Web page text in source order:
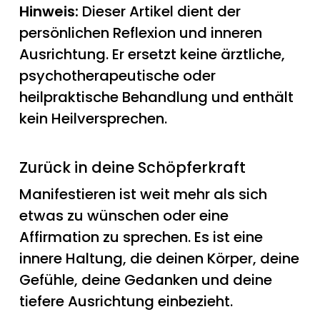
Hinweis: Dieser Artikel dient der
persönlichen Reflexion und inneren
Ausrichtung. Er ersetzt keine ärztliche,
psychotherapeutische oder
heilpraktische Behandlung und enthält
kein Heilversprechen.
Zurück in deine Schöpferkraft
Manifestieren ist weit mehr als sich
etwas zu wünschen oder eine
Affirmation zu sprechen. Es ist eine
innere Haltung, die deinen Körper, deine
Gefühle, deine Gedanken und deine
tiefere Ausrichtung einbezieht.